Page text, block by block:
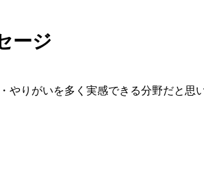
ージ
りがいを多く実感できる分野だと思